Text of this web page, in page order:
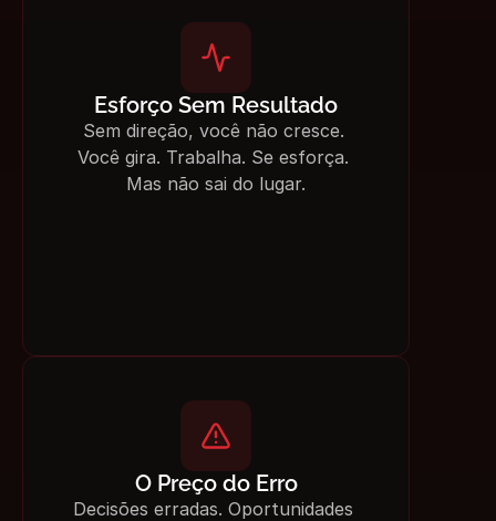
Esforço Sem Resultado
Sem direção, você não cresce.
Você gira. Trabalha. Se esforça.
Mas não sai do lugar.
O Preço do Erro
Decisões erradas. Oportunidades